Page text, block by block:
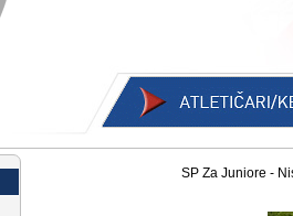
SP Za Juniore -